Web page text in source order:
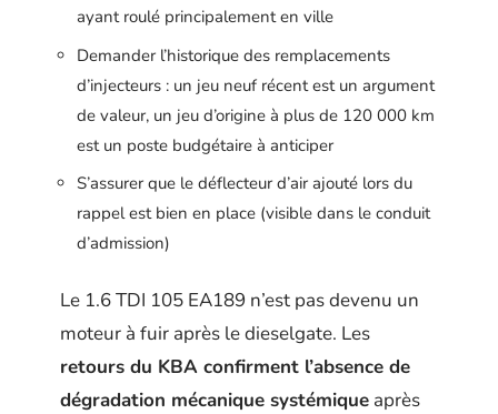
ayant roulé principalement en ville
Demander l’historique des remplacements
d’injecteurs : un jeu neuf récent est un argument
de valeur, un jeu d’origine à plus de 120 000 km
est un poste budgétaire à anticiper
S’assurer que le déflecteur d’air ajouté lors du
rappel est bien en place (visible dans le conduit
d’admission)
Le 1.6 TDI 105 EA189 n’est pas devenu un
moteur à fuir après le dieselgate. Les
retours du KBA confirment l’absence de
dégradation mécanique systémique après